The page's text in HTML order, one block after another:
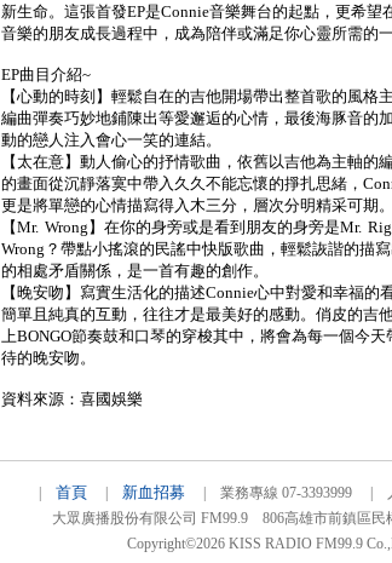
新生命。這張首發EP是Connie音樂舞台的起點，更希望
音樂的朋友成長過程中，成為陪伴或滿足你心靈所需的一
EP曲目介紹~
【心動的時刻】輕鬆自在的吉他開場帶出整首歌的風格
編曲彈奏巧妙地鋪陳出等愛邂逅的心情，最後海豚音的
動的戀人注入會心一笑的連結。
【太在意】動人偷心的抒情歌曲，依舊以吉他為主軸的
的畫面從沉靜落寞中帶入久久不能忘懷的掙扎思緒，
更是將單戀的心情描寫得入木三分，層次分明精采可期。
【Mr. Wrong】在你的身旁或是看到朋友的身旁是Mr.
Wrong？帶點小搖滾的民謠中快版歌曲，輕鬆詼諧的描
的相處矛盾關係，是一首有趣的創作。
【晚安吻】寫實生活化的描述Connie心中對愛和幸福的
簡單且純真的互動，往往才是最美好的感動。俏皮的吉
上BONGO節奏鼓和口琴的穿梭其中，將會為每一個今天
待的晚安吻。
資料來源：喜國娛樂
首頁 新血招募 | 業務專線 07-3393999 |
大眾廣播股份有限公司 FM99.9 806高雄市前鎮區民
Copyright©2026 KISS RADIO FM99.9